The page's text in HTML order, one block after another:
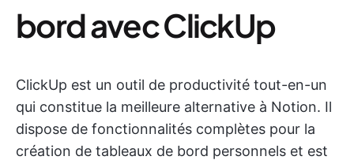
bord avec ClickUp
ClickUp est un outil de productivité tout-en-un
qui constitue la meilleure alternative à Notion. Il
dispose de fonctionnalités complètes pour la
création de tableaux de bord personnels et est